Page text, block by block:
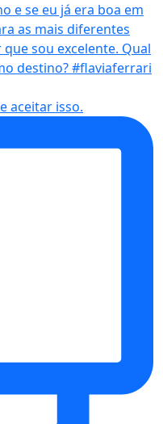
aceitar isso.